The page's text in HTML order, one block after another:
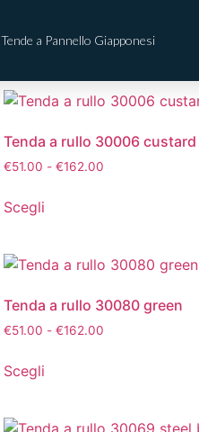
Tende a Pannello Giapponesi
Tenda a rullo 30006 custard
€51.00 - €162.00
Scegli
Tenda a rullo 30080 green
€51.00 - €162.00
Scegli